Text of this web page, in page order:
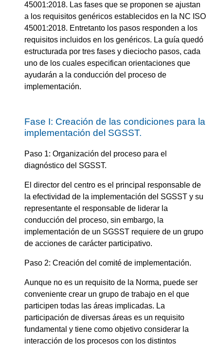
45001:2018. Las fases que se proponen se ajustan
a los requisitos genéricos establecidos en la NC ISO
45001:2018. Entretanto los pasos responden a los
requisitos incluidos en los genéricos. La guía quedó
estructurada por tres fases y dieciocho pasos, cada
uno de los cuales especifican orientaciones que
ayudarán a la conducción del proceso de
implementación.
Fase I: Creación de las condiciones para la
implementación del SGSST.
Paso 1: Organización del proceso para el
diagnóstico del SGSST.
El director del centro es el principal responsable de
la efectividad de la implementación del SGSST y su
representante el responsable de liderar la
conducción del proceso, sin embargo, la
implementación de un SGSST requiere de un grupo
de acciones de carácter participativo.
Paso 2: Creación del comité de implementación.
Aunque no es un requisito de la Norma, puede ser
conveniente crear un grupo de trabajo en el que
participen todas las áreas implicadas. La
participación de diversas áreas es un requisito
fundamental y tiene como objetivo considerar la
interacción de los procesos con los distintos